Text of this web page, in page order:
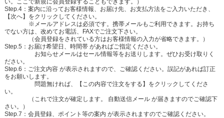
Step.4：案内に沿ってお客様情報、お届け先、お支払方法をご入力いただき、
【次へ】をクリックしてください。
※メールアドレスは必須です。携帯メールもご利用できます。お持ち
でない方は、改めてお電話、FAXでご注文下さい。
（会員登録をされている方はお客様情報の入力が省略できます。）
Step.5：お届け希望日、時間帯 があればご指定ください。
お知らせメールはセール情報等をお送りします。ぜひお受け取りく
ださい。
Step.6：ご注文内容 が表示されますので、ご確認ください。誤記があれば訂正
をお願いします。
問題無ければ、【この内容で注文をする】をクリックしてくださ
い。
（これで注文が確定します。 自動送信メール が届きますのでご確認下
さい。）
Step.7：会員登録、ポイント等の案内 が表示されますのでご確認ください。